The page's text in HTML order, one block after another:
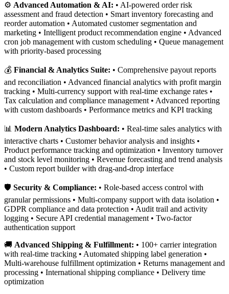
⚙️ Advanced Automation & AI: • AI-powered order risk
assessment and fraud detection • Smart inventory forecasting and
reorder automation • Automated customer segmentation and
marketing • Intelligent product recommendation engine • Advanced
cron job management with custom scheduling • Queue management
with priority-based processing
💰 Financial & Analytics Suite: • Comprehensive payout reports
and reconciliation • Advanced financial analytics with profit margin
tracking • Multi-currency support with real-time exchange rates •
Tax calculation and compliance management • Advanced reporting
with custom dashboards • Performance metrics and KPI tracking
📊 Modern Analytics Dashboard: • Real-time sales analytics with
interactive charts • Customer behavior analysis and insights •
Product performance tracking and optimization • Inventory turnover
and stock level monitoring • Revenue forecasting and trend analysis
• Custom report builder with drag-and-drop interface
🛡️ Security & Compliance: • Role-based access control with
granular permissions • Multi-company support with data isolation •
GDPR compliance and data protection • Audit trail and activity
logging • Secure API credential management • Two-factor
authentication support
🚚 Advanced Shipping & Fulfillment: • 100+ carrier integration
with real-time tracking • Automated shipping label generation •
Multi-warehouse fulfillment optimization • Returns management and
processing • International shipping compliance • Delivery time
optimization